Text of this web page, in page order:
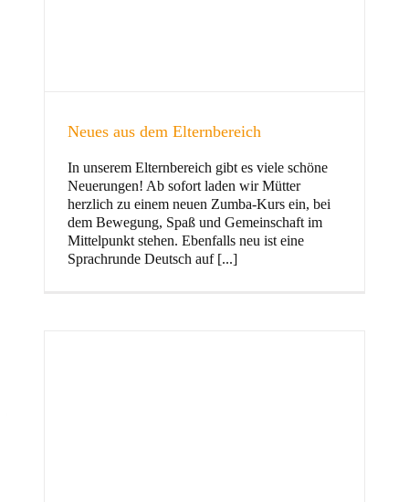
Kinder
Neues aus dem Elternbereich
In unserem Elternbereich gibt es viele schöne
Neuerungen! Ab sofort laden wir Mütter
herzlich zu einem neuen Zumba-Kurs ein, bei
dem Bewegung, Spaß und Gemeinschaft im
Mittelpunkt stehen. Ebenfalls neu ist eine
Sprachrunde Deutsch auf [...]